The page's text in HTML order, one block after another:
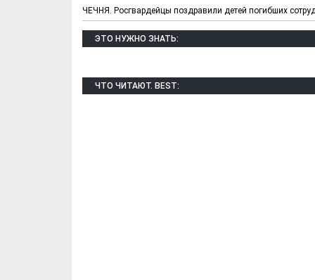
ЧЕЧНЯ. Росгвардейцы поздравили детей погибших
ЭТО НУЖНО ЗНАТЬ:
ЧТО ЧИТАЮТ. BEST: